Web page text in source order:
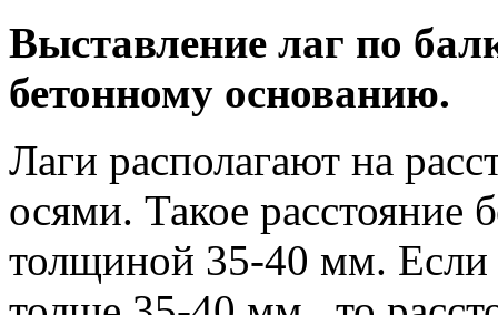
Выставление лаг по
бетонному основанию.
Лаги располагают на
осями. Такое расстояние
толщиной 35-40 мм. Если